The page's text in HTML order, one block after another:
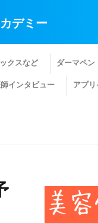
デミー
クスなど ダーマペン
師インタビュー アプ